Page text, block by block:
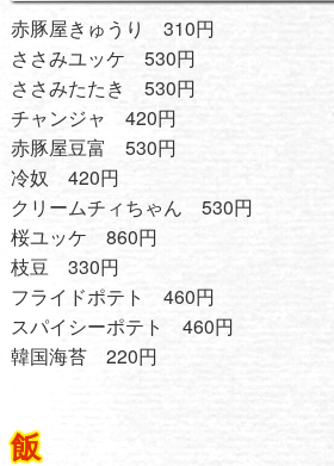
赤豚屋きゅうり 310円
ささみユッケ 530円
ささみたたき 530円
チャンジャ 420円
赤豚屋豆富 530円
冷奴 420円
クリームチィちゃん 530円
桜ユッケ 860円
枝豆 330円
フライドポテト 460円
スパイシーポテト 460円
韓国海苔 220円
飯